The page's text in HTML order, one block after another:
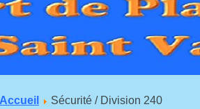
Accueil Sécurité / Division 240